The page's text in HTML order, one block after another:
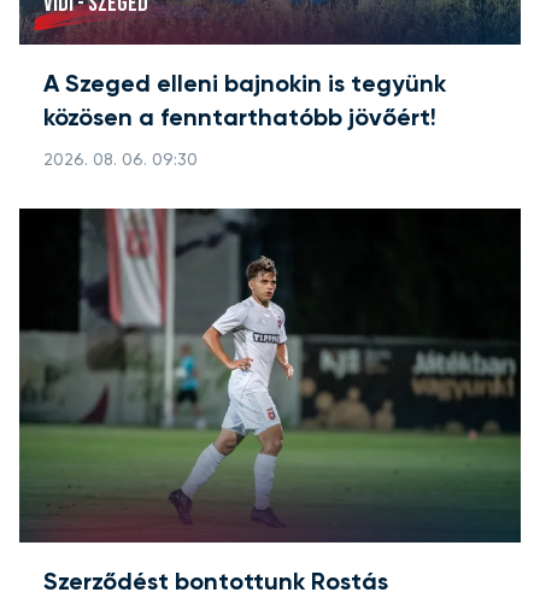
A Szeged elleni bajnokin is tegyünk
közösen a fenntarthatóbb jövőért!
2026. 08. 06. 09:30
Szerződést bontottunk Rostás